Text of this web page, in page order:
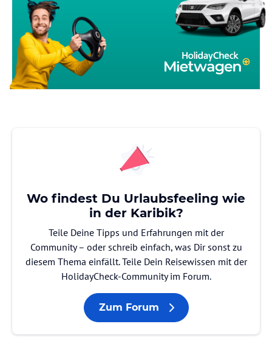
Wo findest Du Urlaubsfeeling wie
in der Karibik?
Teile Deine Tipps und Erfahrungen mit der
Community – oder schreib einfach, was Dir sonst zu
diesem Thema einfällt. Teile Dein Reisewissen mit der
HolidayCheck-Community im Forum.
Zum Forum